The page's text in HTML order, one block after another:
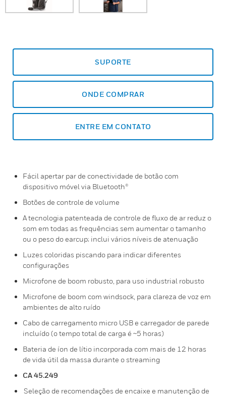
SUPORTE
ONDE COMPRAR
ENTRE EM CONTATO
Fácil apertar par de conectividade de botão com
dispositivo móvel via Bluetooth®
Botões de controle de volume
A tecnologia patenteada de controle de fluxo de ar reduz o
som em todas as frequências sem aumentar o tamanho
ou o peso do earcup; inclui vários níveis de atenuação
Luzes coloridas piscando para indicar diferentes
configurações
Microfone de boom robusto, para uso industrial robusto
Microfone de boom com windsock, para clareza de voz em
ambientes de alto ruído
Cabo de carregamento micro USB e carregador de parede
incluído (o tempo total de carga é ~5 horas)
Bateria de íon de lítio incorporada com mais de 12 horas
de vida útil da massa durante o streaming
CA 45.249
Seleção de recomendações de encaixe e manutenção de